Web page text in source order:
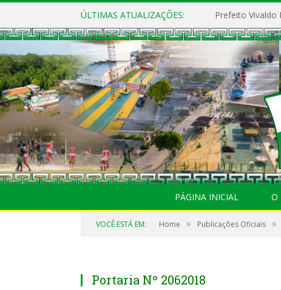
ÚLTIMAS ATUALIZAÇÕES:
PÁGINA INICIAL O
VOCÊ ESTÁ EM: Home » Publicações Oficiais »
Portaria Nº 2062018